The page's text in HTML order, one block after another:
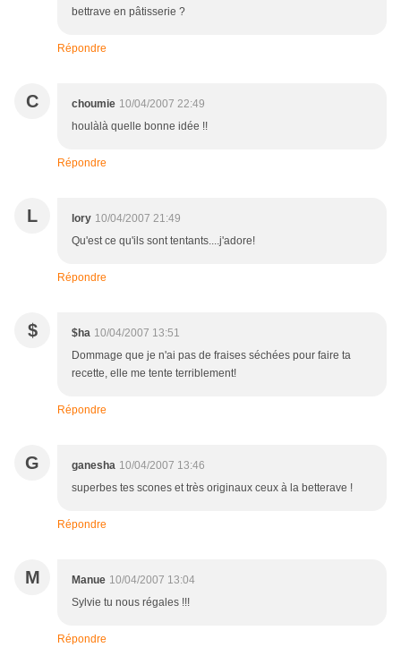
bettrave en pâtisserie ?
Répondre
C choumie 10/04/2007 22:49
houlàlà quelle bonne idée !!
Répondre
L lory 10/04/2007 21:49
Qu'est ce qu'ils sont tentants....j'adore!
Répondre
$ $ha 10/04/2007 13:51
Dommage que je n'ai pas de fraises séchées pour faire ta
recette, elle me tente terriblement!
Répondre
G ganesha 10/04/2007 13:46
superbes tes scones et très originaux ceux à la betterave !
Répondre
M Manue 10/04/2007 13:04
Sylvie tu nous régales !!!
Répondre